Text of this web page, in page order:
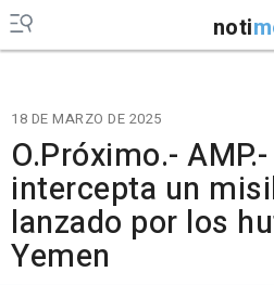
noti
18 DE MARZO DE 2025
O.Próximo.-
intercepta un
lanzado por los
Yemen